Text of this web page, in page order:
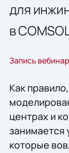
для
в
Запись
Как
центрах и
занимается
которые